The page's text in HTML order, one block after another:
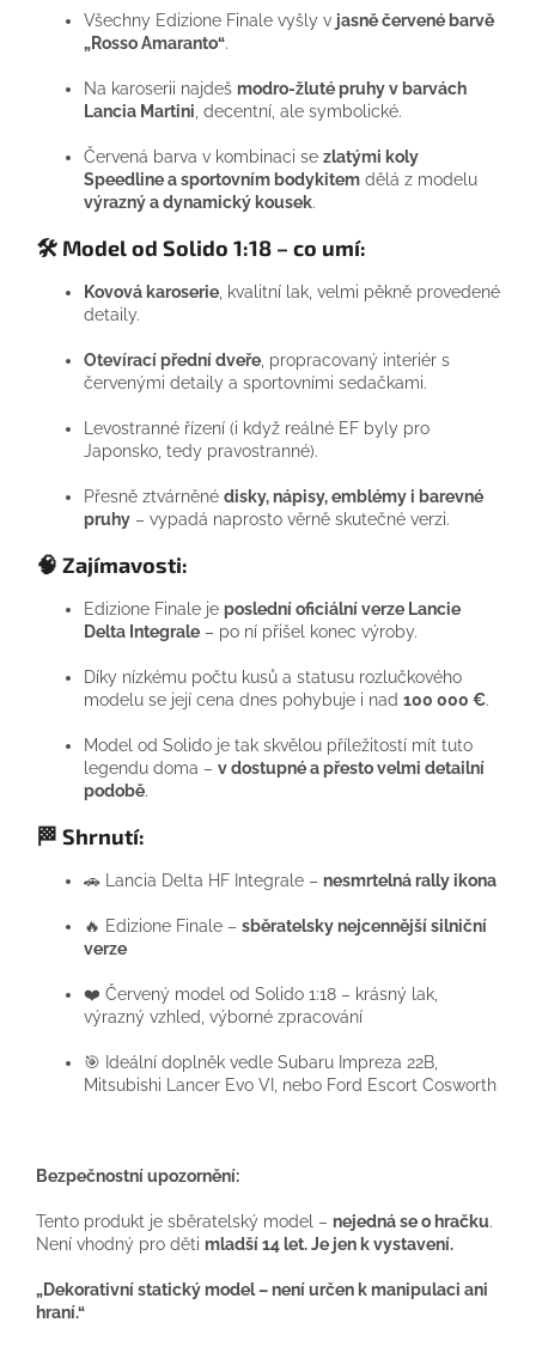
Všechny Edizione Finale vyšly v jasně červené barvě
„Rosso Amaranto“.
Na karoserii najdeš modro-žluté pruhy v barvách
Lancia Martini, decentní, ale symbolické.
Červená barva v kombinaci se zlatými koly
Speedline a sportovním bodykitem dělá z modelu
výrazný a dynamický kousek.
🛠️ Model od Solido 1:18 – co umí:
Kovová karoserie, kvalitní lak, velmi pěkně provedené
detaily.
Otevírací přední dveře, propracovaný interiér s
červenými detaily a sportovními sedačkami.
Levostranné řízení (i když reálné EF byly pro
Japonsko, tedy pravostranné).
Přesně ztvárněné disky, nápisy, emblémy i barevné
pruhy – vypadá naprosto věrně skutečné verzi.
🧠 Zajímavosti:
Edizione Finale je poslední oficiální verze Lancie
Delta Integrale – po ní přišel konec výroby.
Díky nízkému počtu kusů a statusu rozlučkového
modelu se její cena dnes pohybuje i nad 100 000 €.
Model od Solido je tak skvělou příležitostí mít tuto
legendu doma – v dostupné a přesto velmi detailní
podobě.
🏁 Shrnutí:
🚗 Lancia Delta HF Integrale – nesmrtelná rally ikona
🔥 Edizione Finale – sběratelsky nejcennější silniční
verze
❤️ Červený model od Solido 1:18 – krásný lak,
výrazný vzhled, výborné zpracování
🎯 Ideální doplněk vedle Subaru Impreza 22B,
Mitsubishi Lancer Evo VI, nebo Ford Escort Cosworth
Bezpečnostní upozornění:
Tento produkt je sběratelský model – nejedná se o hračku.
Není vhodný pro děti mladší 14 let.Je jen k vystavení.
„Dekorativní statický model – není určen k manipulaci ani
hraní.“